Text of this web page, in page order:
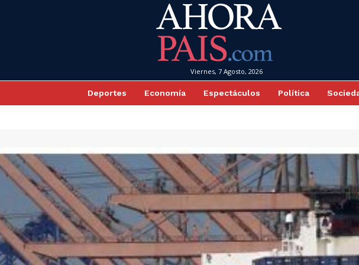
Viernes, 7 Agosto, 2026
Deportes Economía Espectáculos Política